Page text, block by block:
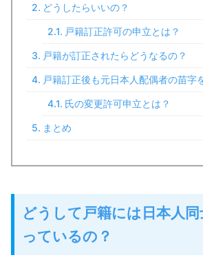
どうしたらいいの？
戸籍訂正許可の申立とは？
戸籍が訂正されたらどうなるの？
戸籍訂正後も元日本人配偶者の苗字
氏の変更許可申立とは？
まとめ
どうして戸籍には日本人
っているの？